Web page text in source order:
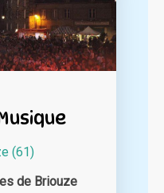
(61)
de Briouze